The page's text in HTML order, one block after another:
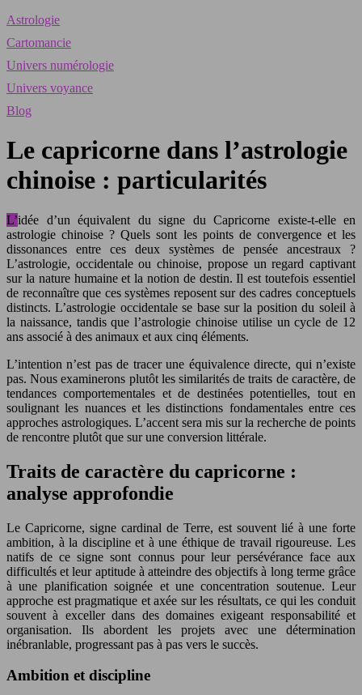
Astrologie
Cartomancie
Univers numérologie
Univers voyance
Blog
Le capricorne dans l’astrologie
chinoise : particularités
L’idée d’un équivalent du signe du Capricorne existe-t-elle en
astrologie chinoise ? Quels sont les points de convergence et les
dissonances entre ces deux systèmes de pensée ancestraux ?
L’astrologie, occidentale ou chinoise, propose un regard captivant
sur la nature humaine et la notion de destin. Il est toutefois essentiel
de reconnaître que ces systèmes reposent sur des cadres conceptuels
distincts. L’astrologie occidentale se base sur la position du soleil à
la naissance, tandis que l’astrologie chinoise utilise un cycle de 12
ans associé à des animaux et aux cinq éléments.
L’intention n’est pas de tracer une équivalence directe, qui n’existe
pas. Nous examinerons plutôt les similarités de traits de caractère, de
tendances comportementales et de destinées potentielles, tout en
soulignant les nuances et les distinctions fondamentales entre ces
approches astrologiques. L’accent sera mis sur la recherche de points
de rencontre plutôt que sur une conversion littérale.
Traits de caractère du capricorne :
analyse approfondie
Le Capricorne, signe cardinal de Terre, est souvent lié à une forte
ambition, à la discipline et à une éthique de travail rigoureuse. Les
natifs de ce signe sont connus pour leur persévérance face aux
difficultés et leur aptitude à atteindre des objectifs à long terme grâce
à une planification soignée et une concentration soutenue. Leur
approche est pragmatique et axée sur les résultats, ce qui les conduit
souvent à exceller dans des domaines exigeant responsabilité et
organisation. Ils abordent les projets avec une détermination
inébranlable, progressant pas à pas vers le succès.
Ambition et discipline